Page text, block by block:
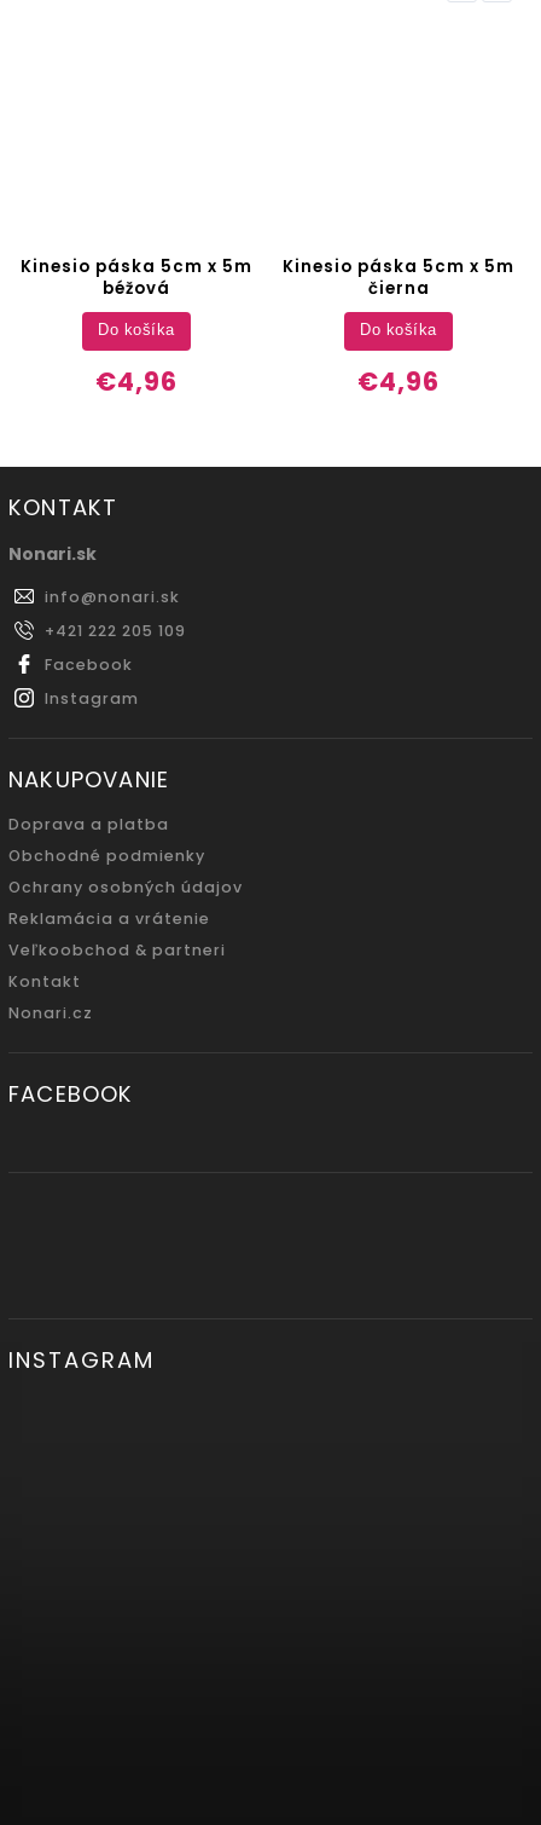
Kinesio páska 5cm x 5m
béžová
€4,96
Do košíka
Kinesio páska 5cm x 5m
čierna
€4,96
Do košíka
KONTAKT
Nonari.sk
info@nonari.sk
+421 222 205 109
Facebook
Instagram
NAKUPOVANIE
Doprava a platba
Obchodné podmienky
Ochrany osobných údajov
Reklamácia a vrátenie
Veľkoobchod & partneri
Kontakt
Nonari.cz
FACEBOOK
INSTAGRAM